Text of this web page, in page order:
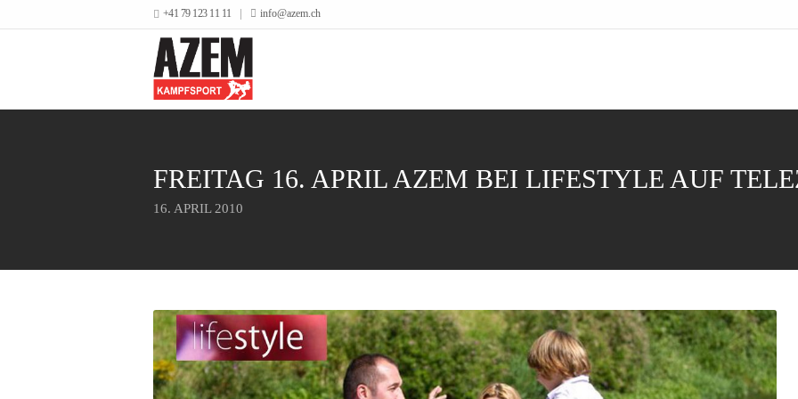
+41 79 123 11 11 info@azem.ch
FREITAG 16. APRIL AZEM BEI LIFESTYLE AUF
16. APRIL 2010